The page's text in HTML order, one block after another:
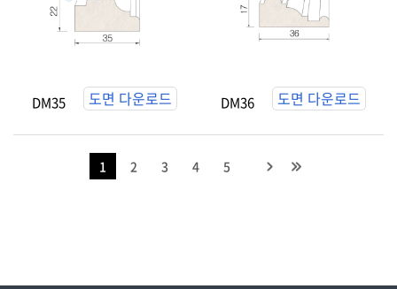
DM35 도면 다운로드 DM36 도면 다운로드
1 2 3 4 5